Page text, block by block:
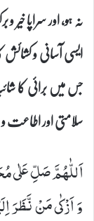
نہ ہو، اور سراپا
ایسی آسانی و
جس میں برائی کا
سلامتی اور اطاعت و
اَللّٰهُمَّ صَلِّ عَلٰى
وَ اَزْكٰى مَنْ نَّظَرَ